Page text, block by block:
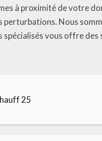
à proximité de votre
perturbations. Nous
vous offre
25